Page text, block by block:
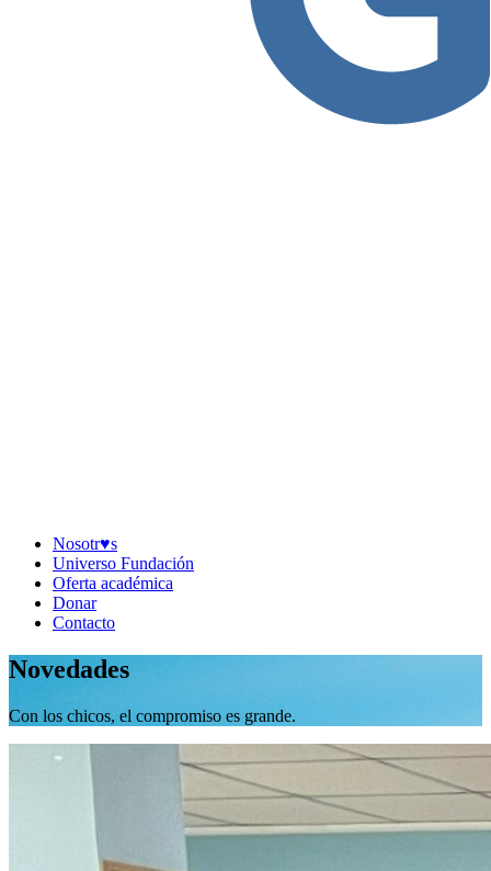
Nosotr♥︎s
Universo Fundación
Oferta académica
Donar
Contacto
Novedades
Con los chicos, el compromiso es grande.